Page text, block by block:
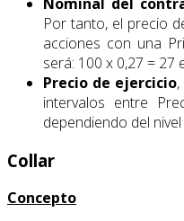
Por tanto, el precio
acciones con una
será: 100 x 0,27 = 27
Precio de ejercicio
intervalos entre
dependiendo del
Collar
Concepto